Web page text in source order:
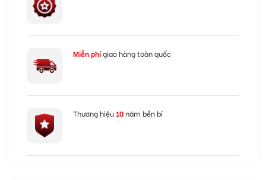
Miễn phígiao hàng toàn quốc
Thương hiệu 10 năm bền bỉ